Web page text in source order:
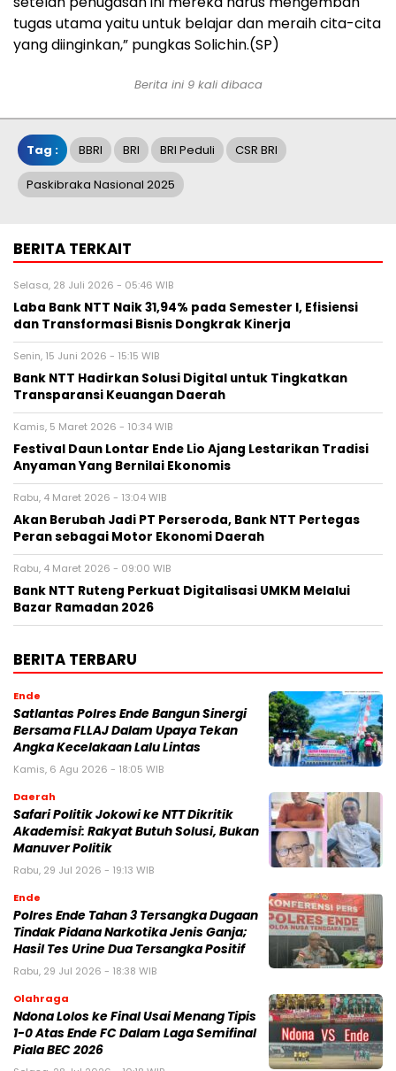
tugas utama yaitu untuk belajar dan meraih cita-cita
yang diinginkan,” pungkas Solichin.(SP)
Berita ini 9 kali dibaca
Tag : BBRI BRI BRI Peduli CSR BRI
Paskibraka Nasional 2025
BERITA TERKAIT
Selasa, 28 Juli 2026 - 05:46 WIB
Laba Bank NTT Naik 31,94% pada Semester I, Efisiensi
dan Transformasi Bisnis Dongkrak Kinerja
Senin, 15 Juni 2026 - 15:15 WIB
Bank NTT Hadirkan Solusi Digital untuk Tingkatkan
Transparansi Keuangan Daerah
Kamis, 5 Maret 2026 - 10:34 WIB
Festival Daun Lontar Ende Lio Ajang Lestarikan Tradisi
Anyaman Yang Bernilai Ekonomis
Rabu, 4 Maret 2026 - 13:04 WIB
Akan Berubah Jadi PT Perseroda, Bank NTT Pertegas
Peran sebagai Motor Ekonomi Daerah
Rabu, 4 Maret 2026 - 09:00 WIB
Bank NTT Ruteng Perkuat Digitalisasi UMKM Melalui
Bazar Ramadan 2026
BERITA TERBARU
Ende
Satlantas Polres Ende Bangun Sinergi
Bersama FLLAJ Dalam Upaya Tekan
Angka Kecelakaan Lalu Lintas
Kamis, 6 Agu 2026 - 18:05 WIB
Daerah
Safari Politik Jokowi ke NTT Dikritik
Akademisi: Rakyat Butuh Solusi, Bukan
Manuver Politik
Rabu, 29 Jul 2026 - 19:13 WIB
Ende
Polres Ende Tahan 3 Tersangka Dugaan
Tindak Pidana Narkotika Jenis Ganja;
Hasil Tes Urine Dua Tersangka Positif
Rabu, 29 Jul 2026 - 18:38 WIB
Olahraga
Ndona Lolos ke Final Usai Menang Tipis
1-0 Atas Ende FC Dalam Laga Semifinal
Piala BEC 2026